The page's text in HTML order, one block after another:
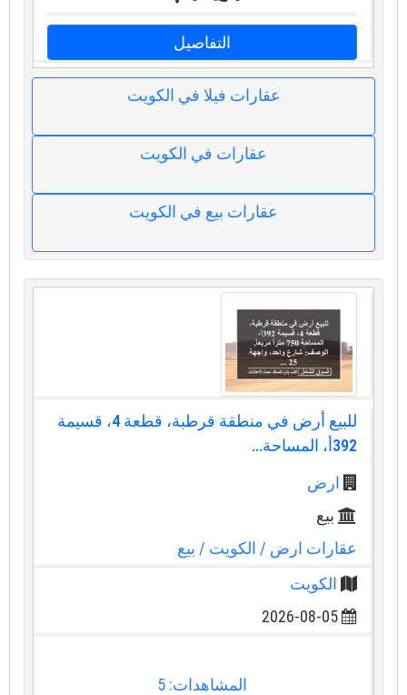
التفاصيل
عقارات فيلا في الكويت
عقارات في الكويت
عقارات بيع في الكويت
للبيع أرض في منطقة قرطبة، قطعة 4، قسيمة
392أ، المساحة...
ارض
بيع
عقارات ارض / الكويت/ بيع
الكويت
2026-08-05
المشاهدات: 5